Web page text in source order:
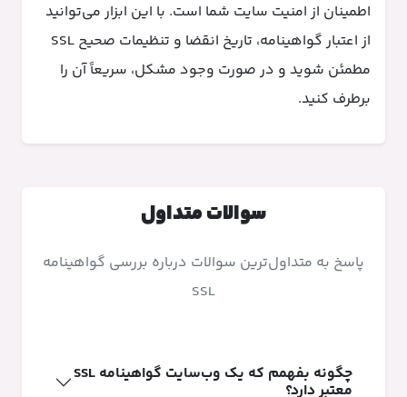
اطمینان از امنیت سایت شما است. با این ابزار می‌توانید
از اعتبار گواهینامه، تاریخ انقضا و تنظیمات صحیح SSL
مطمئن شوید و در صورت وجود مشکل، سریعاً آن را
برطرف کنید.
سوالات متداول
پاسخ به متداول‌ترین سوالات درباره بررسی گواهینامه
SSL
چگونه بفهمم که یک وب‌سایت گواهینامه SSL
معتبر دارد؟